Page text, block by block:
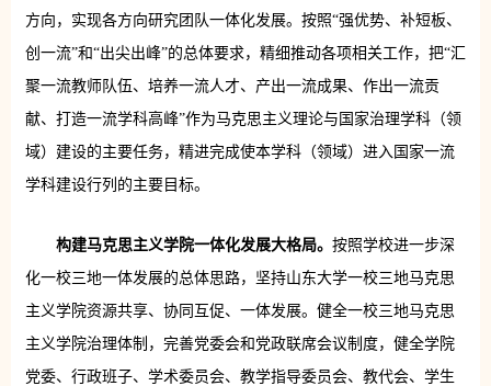
方向，实现各方向研究团队一体化发展。按照“强优势、补短板、
创一流”和“出尖出峰”的总体要求，精细推动各项相关工作，把“汇
聚一流教师队伍、培养一流人才、产出一流成果、作出一流贡
献、打造一流学科高峰”作为马克思主义理论与国家治理学科（领
域）建设的主要任务，精进完成使本学科（领域）进入国家一流
学科建设行列的主要目标。
构建马克思主义学院一体化发展大格局。 按照学校进一步深
化一校三地一体发展的总体思路，坚持山东大学一校三地马克思
主义学院资源共享、协同互促、一体发展。健全一校三地马克思
主义学院治理体制，完善党委会和党政联席会议制度，健全学院
党委、行政班子、学术委员会、教学指导委员会、教代会、学生